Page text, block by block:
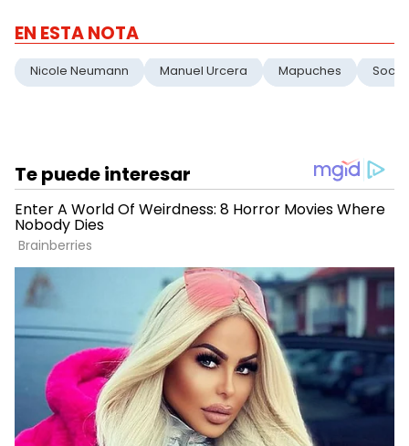
EN ESTA NOTA
Nicole Neumann Manuel Urcera Mapuches